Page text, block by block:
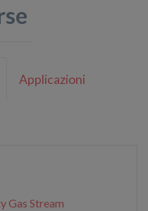
Applicazioni
Gas Stream